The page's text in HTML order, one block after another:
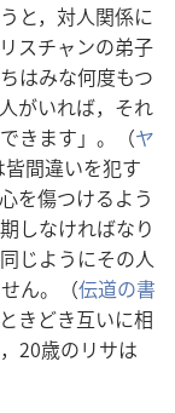
と，対人関係に
スチャンの弟子
はみな何度もつ
がいれば，それ
きます」。（ヤ
間違いを犯す
を傷つけるよう
しなければなり
じようにその人
ん。（伝道の書
きどき互いに相
20歳のリサは